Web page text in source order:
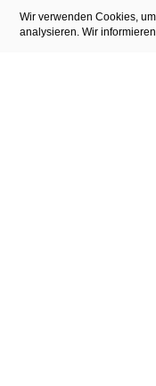
Wir verwenden Cookies,
analysieren. Wir